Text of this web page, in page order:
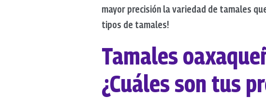
mayor precisión la variedad de tamales
tipos de tamales!
Tamales
¿Cuáles son tus